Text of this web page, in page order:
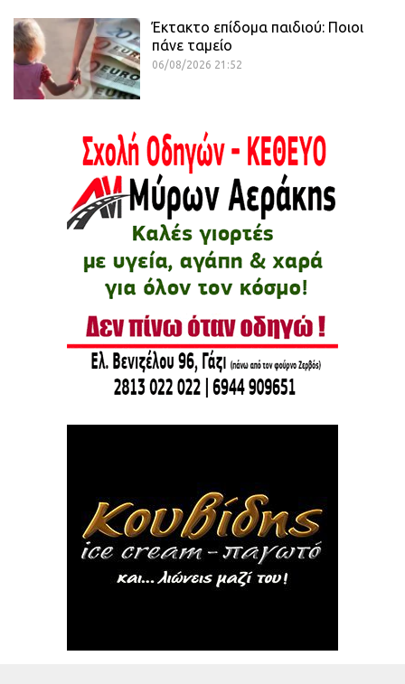
Έκτακτο επίδομα παιδιού: Ποιοι
πάνε ταμείο
06/08/2026 21:52